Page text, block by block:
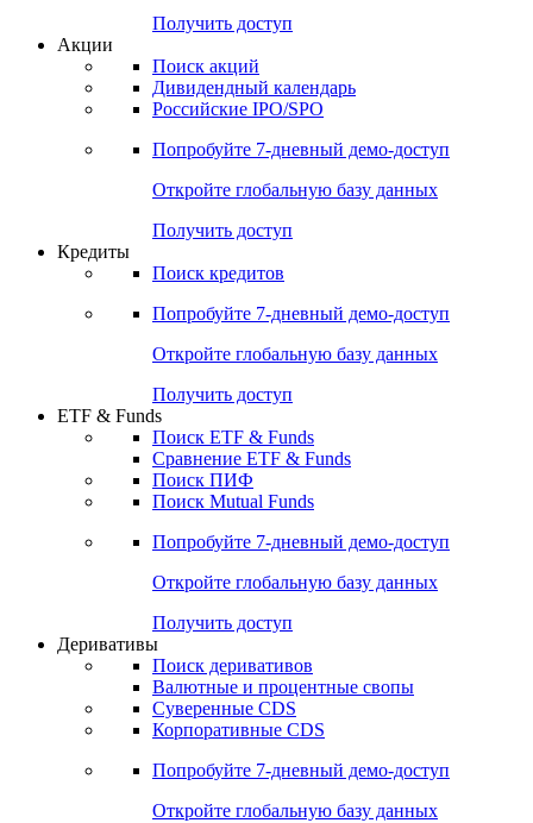
Попробуйте7-дневный
Откройте глобальную базу данных
Получить доступ
Поиск акций
Российские IPO/SPO
Попробуйте7-дневный
Откройте глобальную базу данных
Получить доступ
Поиск кредитов
Попробуйте7-дневный
Откройте глобальную базу данных
Получить доступ
ETF & Funds
Сравнение ETF & Funds
Поиск Mutual Funds
Попробуйте7-дневный
Откройте глобальную базу данных
Получить доступ
Деривативы
Валютные и процентные свопы
Корпоративные CDS